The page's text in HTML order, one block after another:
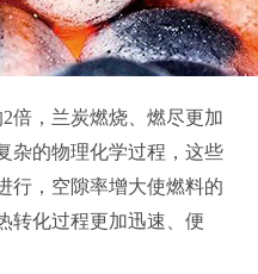
倍，兰炭燃烧、燃尽更加
杂的物理化学过程，这些
行，空隙率增大使燃料的
转化过程更加迅速、便